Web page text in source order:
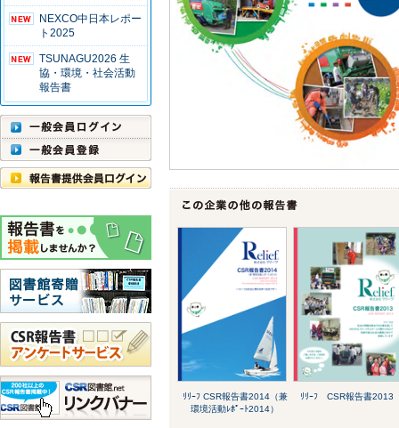
NEXCO中日本レポー
ト2025
TSUNAGU2026 生
協・環境・社会活動
報告書
ﾘﾘｰﾌ CSR報告書2014（兼
環境活動ﾚﾎﾟｰﾄ2014）
ﾘﾘｰﾌ CSR報告書2013